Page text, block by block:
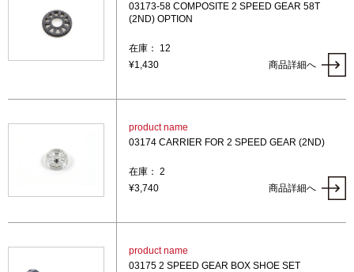
03173-58 COMPOSITE 2 SPEED GEAR 58T
(2ND) OPTION
在庫： 12
¥1,430 商品詳細へ
product name
03174 CARRIER FOR 2 SPEED GEAR (2ND)
在庫： 2
¥3,740 商品詳細へ
product name
03175 2 SPEED GEAR BOX SHOE SET